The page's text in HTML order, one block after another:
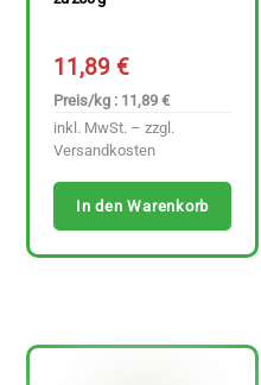
11,89€
Preis/kg : 11,89 €
inkl. MwSt. – zzgl.
Versandkosten
In den Warenkorb